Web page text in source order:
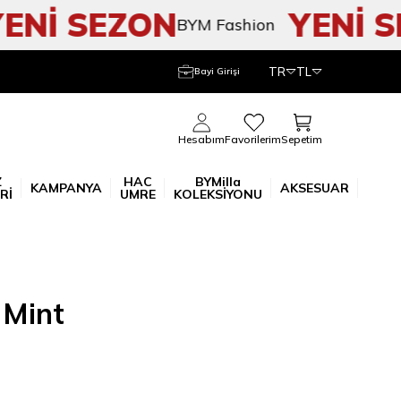
SEZONBYM Fashion YENİ
Bayi Girişi TR TL
HesabımFavorilerimSepetim
KAMPANYA HAC
UMRE
BYMilla
KOLEKSİYONU AKSESUAR